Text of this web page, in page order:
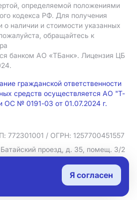
определяемой положениями
кодекса РФ. Для получения
наличии и стоимости указанных
обращайтесь к
банком АO «ТБанк». Лицензия ЦБ
гражданской ответственности
средств осуществляется АО "Т-
ОС № 0191-03 от 01.07.2024 г.
772301001 / ОГРН: 1257700451557
проезд, д. 35, помещ. 3/2
персональных данных
рассылку
Я согласен